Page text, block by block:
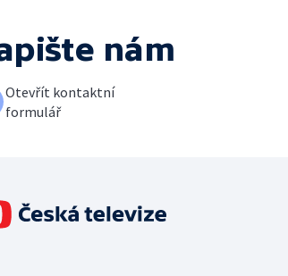
nám
Otevřít kontaktní
formulář